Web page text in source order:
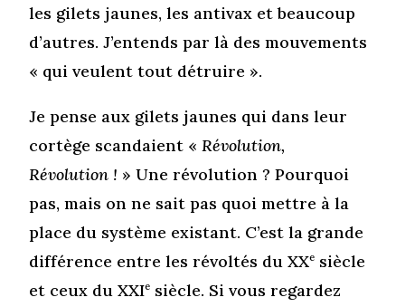
les gilets jaunes, les antivax et beaucoup
d’autres. J’entends par là des mouvements
« qui veulent tout détruire ».
Je pense aux gilets jaunes qui dans leur
cortège scandaient «Révolution,
Révolution ! » Une révolution ? Pourquoi
pas, mais on ne sait pas quoi mettre à la
place du système existant. C’est la grande
différence entre les révoltés du XXe siècle
et ceux du XXIe siècle. Si vous regardez